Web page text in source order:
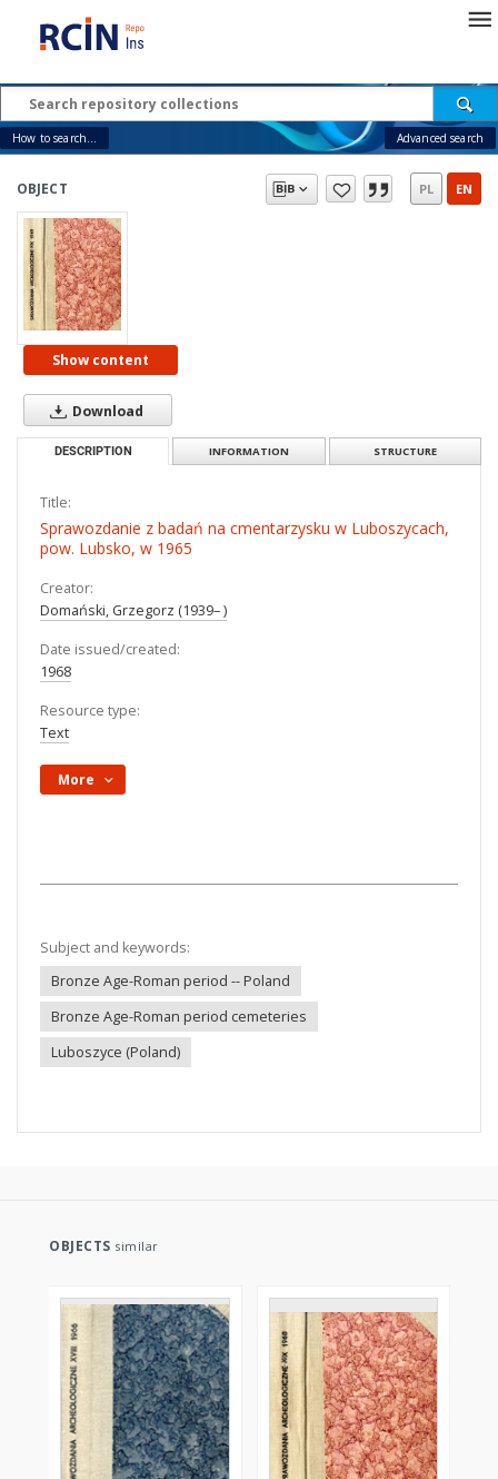
How to search... Advanced search
OBJECT PL EN
Show content
Download
DESCRIPTION INFORMATION STRUCTURE
Title:
Sprawozdanie z badań na cmentarzysku w Luboszycach,
pow. Lubsko, w 1965
Creator:
Domański, Grzegorz (1939– )
Date issued/created:
1968
Resource type:
Text
More
Subject and keywords:
Bronze Age-Roman period -- Poland
Bronze Age-Roman period cemeteries
Luboszyce (Poland)
OBJECTS similar